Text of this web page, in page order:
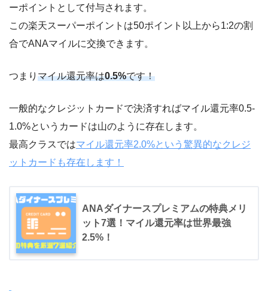
ーポイントとして付与されます。
この楽天スーパーポイントは50ポイント以上から1:2の割
合でANAマイルに交換できます。
つまり マイル還元率は0.5%です！
一般的なクレジットカードで決済すればマイル還元率0.5-
1.0%というカードは山のように存在します。
最高クラスではマイル還元率2.0%という驚異的なクレジ
ットカードも存在します！
ANAダイナースプレミアムの特典メリ
ット7選！マイル還元率は世界最強
2.5%！